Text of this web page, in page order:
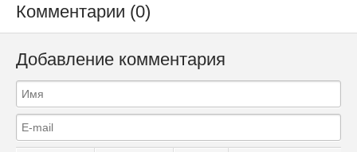
Комментарии (0)
Добавление комментария